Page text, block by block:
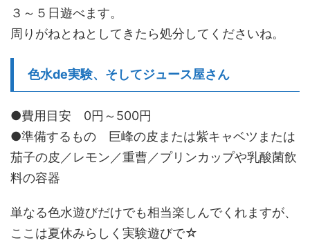
３～５日遊べます。
周りがねとねとしてきたら処分してくださいね。
色水de実験、そしてジュース屋さん
●費用目安 0円～500円
●準備するもの 巨峰の皮または紫キャベツまたは
茄子の皮／レモン／重曹／プリンカップや乳酸菌飲
料の容器
単なる色水遊びだけでも相当楽しんでくれますが、
ここは夏休みらしく実験遊びで☆